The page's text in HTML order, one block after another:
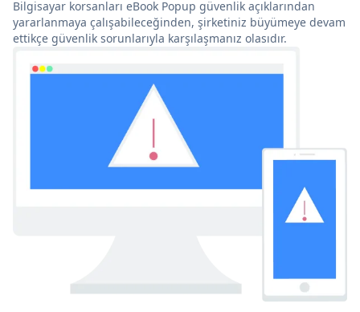
Bilgisayar korsanları eBook Popup güvenlik açıklarından
yararlanmaya çalışabileceğinden, şirketiniz büyümeye devam
ettikçe güvenlik sorunlarıyla karşılaşmanız olasıdır.